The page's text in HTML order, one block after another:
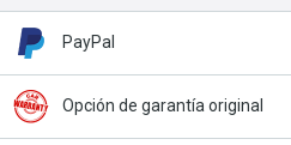
PayPal
Opción de garantía original